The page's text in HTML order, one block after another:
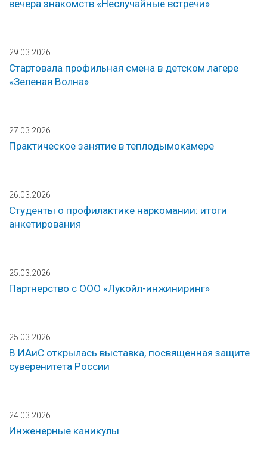
вечера знакомств «Неслучайные встречи»
29.03.2026
Стартовала профильная смена в детском лагере
«Зеленая Волна»
27.03.2026
Практическое занятие в теплодымокамере
26.03.2026
Студенты о профилактике наркомании: итоги
анкетирования
25.03.2026
Партнерство с ООО «Лукойл-инжиниринг»
25.03.2026
В ИАиС открылась выставка, посвященная защите
суверенитета России
24.03.2026
Инженерные каникулы